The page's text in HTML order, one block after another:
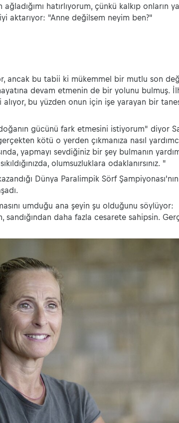
hatırlıyorum, çünkü kalkıp onların
aktarıyor: "Anne değilsem neyim ben?"
ancak bu tabii ki mükemmel bir mutlu son
devam etmenin de bir yolunu bulmuş.
alıyor, bu yüzden onun için işe yarayan bir
gücünü fark etmesini istiyorum" diyor
kötü o yerden çıkmanıza nasıl
yapmayı sevdiğiniz bir şey bulmanın
olumsuzluklara odaklanırsınız. "
Dünya Paralimpik Sörf Şampiyonası'nın
umduğu ana şeyin şu olduğunu söylüyor:
sandığından daha fazla cesarete sahipsin.